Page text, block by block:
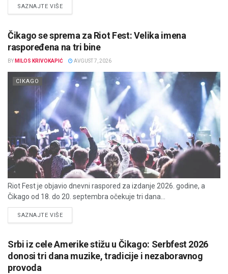
SAZNAJTE VIŠEDETAILS
Čikago se sprema za Riot Fest: Velika imena
raspoređena na tri bine
BY MILOS KRIVOKAPIĆ AVGUST 7, 2026
CIKAGO
Riot Fest je objavio dnevni raspored za izdanje 2026. godine, a
Čikago od 18. do 20. septembra očekuje tri dana...
SAZNAJTE VIŠEDETAILS
Srbi iz cele Amerike stižu u Čikago: Serbfest 2026
donosi tri dana muzike, tradicije i nezaboravnog
provoda